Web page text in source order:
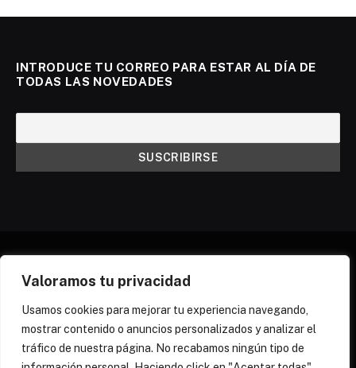
Valoramos tu privacidad
Usamos cookies para mejorar tu experiencia navegando,
mostrar contenido o anuncios personalizados y analizar el
tráfico de nuestra página. No recabamos ningún tipo de
INTRODUCE TU CORREO PARA ESTAR AL DÍA DE
TODAS LAS NOVEDADES
(Twitter)
POLÍTICA DE COOKIES POLÍTICA DE PRIVACIDAD